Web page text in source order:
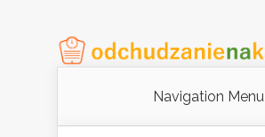
Navigation Menu